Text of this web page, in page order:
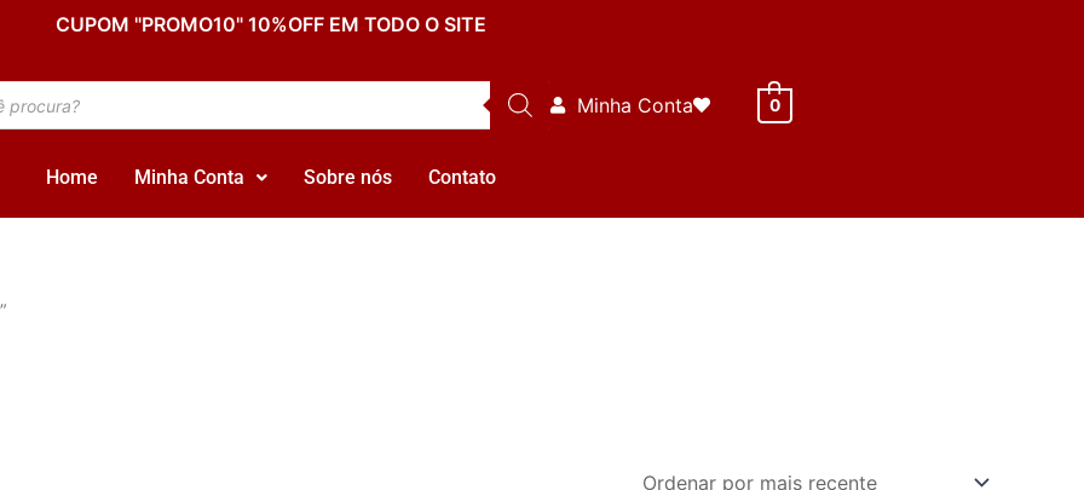
CUPOM "PROMO10" 10%OFF EM TODO O SITE
Minha Conta 0
Home Minha Conta Sobre nós Contato